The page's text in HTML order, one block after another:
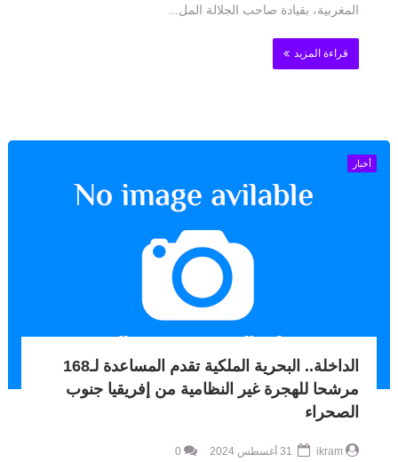
المغربية، بقيادة صاحب الجلالة المل...
قراءة المزيد
أخبار
الداخلة.. البحرية الملكية تقدم المساعدة لـ168
مرشحا للهجرة غير النظامية من إفريقيا جنوب
الصحراء
ikram
0